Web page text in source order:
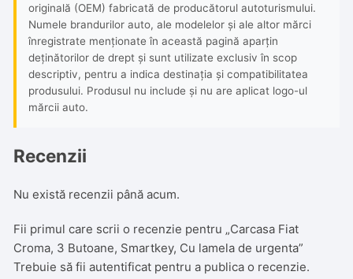
originală (OEM) fabricată de producătorul autoturismului.
Numele brandurilor auto, ale modelelor și ale altor mărci
înregistrate menționate în această pagină aparțin
deținătorilor de drept și sunt utilizate exclusiv în scop
descriptiv, pentru a indica destinația și compatibilitatea
produsului. Produsul nu include și nu are aplicat logo-ul
mărcii auto.
Recenzii
Nu există recenzii până acum.
Fii primul care scrii o recenzie pentru „Carcasa Fiat
Croma, 3 Butoane, Smartkey, Cu lamela de urgenta”
Trebuie să fiiautentificat pentru a publica o recenzie.